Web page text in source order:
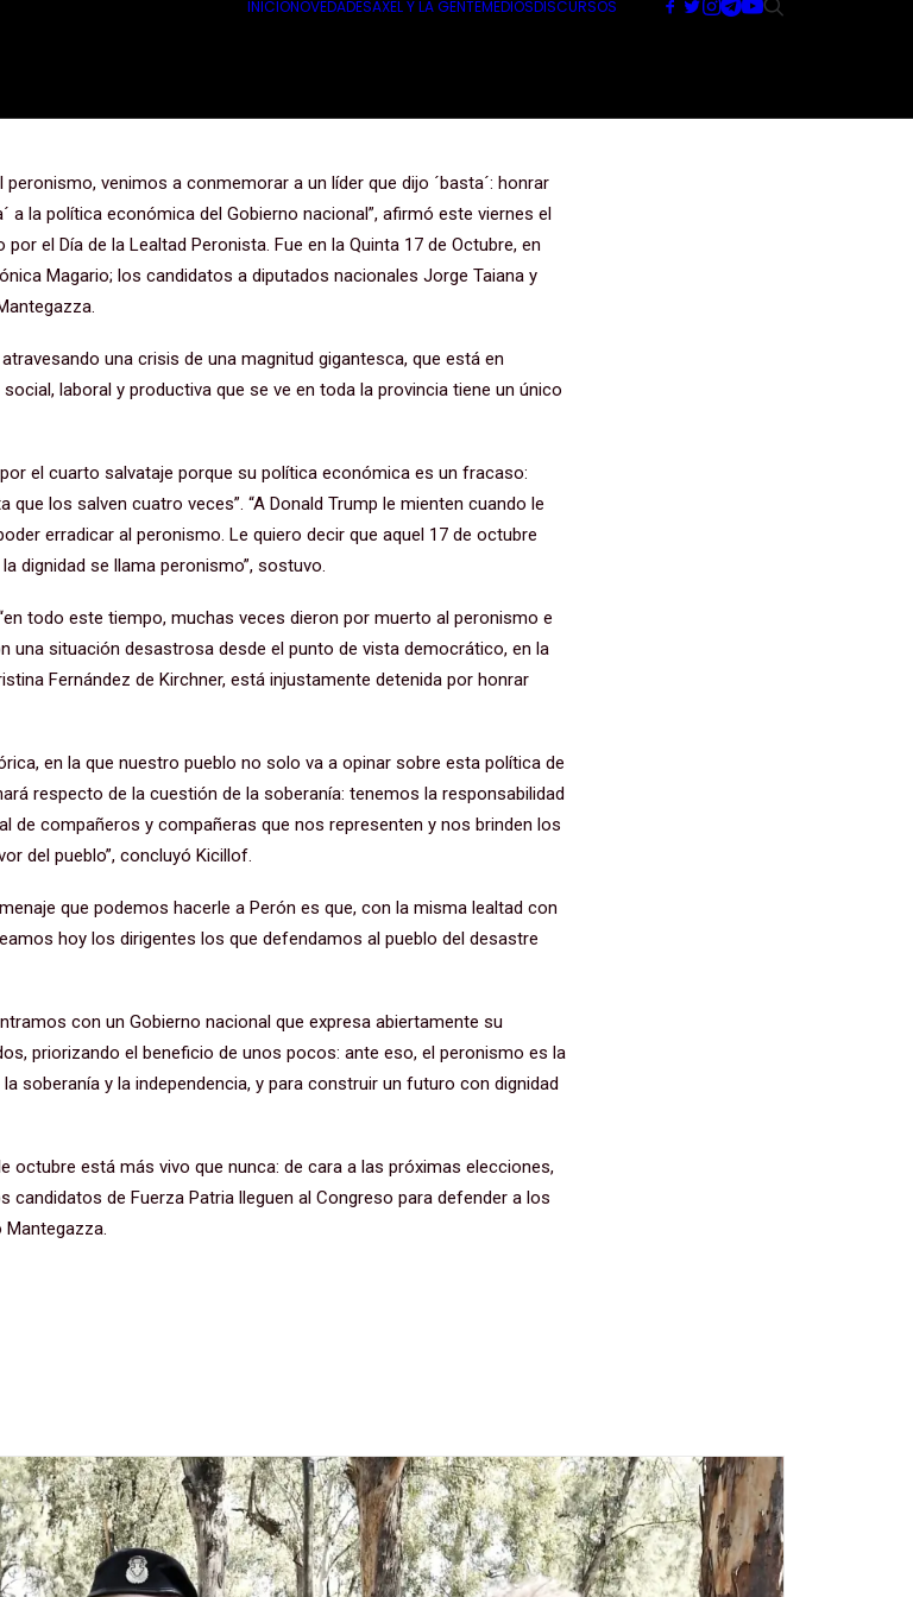
INICIONOVEDADESAXEL Y LA GENTEMEDIOSDISCURSOS
´basta´ a la política económica
venimos a conmemorar a un líder que dijo ´basta´: honrar
a la política económica del Gobierno nacional”, afirmó este viernes el
el Día de la Lealtad Peronista. Fue en la Quinta 17 de Octubre, en
Magario; los candidatos a diputados nacionales Jorge Taiana y
una crisis de una magnitud gigantesca, que está en
laboral y productiva que se ve en toda la provincia tiene un único
el cuarto salvataje porque su política económica es un fracaso:
los salven cuatro veces”. “A Donald Trump le mienten cuando le
erradicar al peronismo. Le quiero decir que aquel 17 de octubre
dignidad se llama peronismo”, sostuvo.
todo este tiempo, muchas veces dieron por muerto al peronismo e
una situación desastrosa desde el punto de vista democrático, en la
Fernández de Kirchner, está injustamente detenida por honrar
en la que nuestro pueblo no solo va a opinar sobre esta política de
respecto de la cuestión de la soberanía: tenemos la responsabilidad
de compañeros y compañeras que nos representen y nos brinden los
del pueblo”, concluyó Kicillof.
que podemos hacerle a Perón es que, con la misma lealtad con
hoy los dirigentes los que defendamos al pueblo del desastre
con un Gobierno nacional que expresa abiertamente su
priorizando el beneficio de unos pocos: ante eso, el peronismo es la
soberanía y la independencia, y para construir un futuro con dignidad
octubre está más vivo que nunca: de cara a las próximas elecciones,
candidatos de Fuerza Patria lleguen al Congreso para defender a los
Mantegazza.